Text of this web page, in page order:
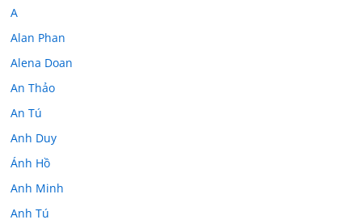
A
Alan Phan
Alena Doan
An Thảo
An Tú
Anh Duy
Ánh Hồ
Anh Minh
Anh Tú